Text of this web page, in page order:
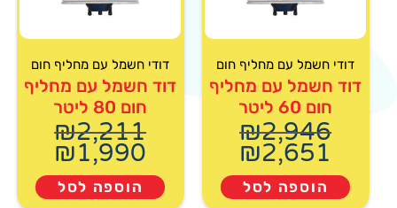
דודי חשמל עם מחליף חום
דוד חשמל עם מחליף
חום 60 ליטר
₪2,946
₪2,651
הוספה לסל
דודי חשמל עם מחליף חום
דוד חשמל עם מחליף
חום 80 ליטר
₪2,211
₪1,990
הוספה לסל